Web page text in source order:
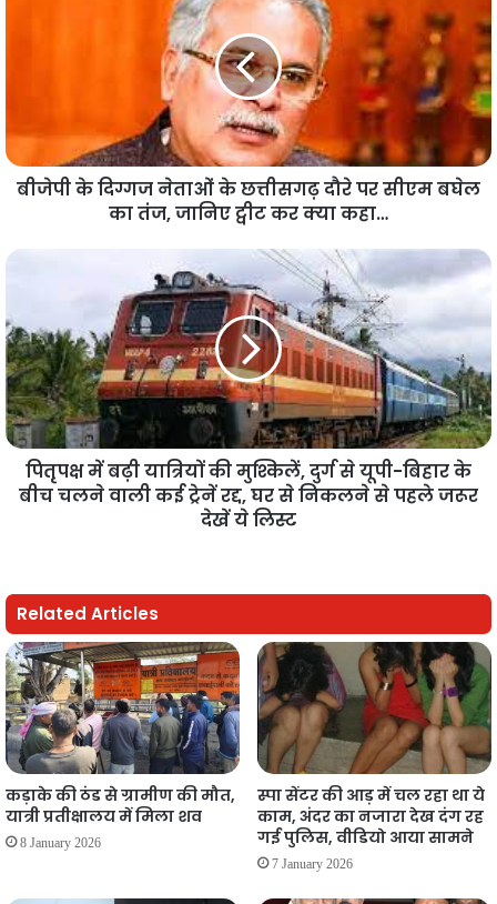
बीजेपी के दिग्गज नेताओं के छत्तीसगढ़ दौरे पर सीएम बघेल
का तंज, जानिए ट्वीट कर क्या कहा…
पितृपक्ष में बढ़ी यात्रियों की मुश्किलें, दुर्ग से यूपी-बिहार के
बीच चलने वाली कई ट्रेनें रद्द, घर से निकलने से पहले जरूर
देखें ये लिस्ट
Related Articles
कड़ाके की ठंड से ग्रामीण की मौत,
यात्री प्रतीक्षालय में मिला शव
8 January 2026
स्पा सेंटर की आड़ में चल रहा था ये
काम, अंदर का नजारा देख दंग रह
गई पुलिस, वीडियो आया सामने
7 January 2026